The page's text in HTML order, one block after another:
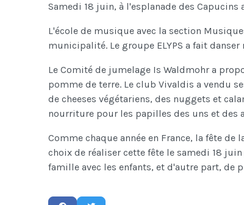
Samedi 18 juin, à l'esplanade des
L'école de musique avec la section
municipalité. Le groupe ELYPS a fait
Le Comité de jumelage Is Waldmohr a
pomme de terre. Le club Vivaldis a vendu
de cheeses végétariens, des nuggets et
nourriture pour les papilles des uns et des
Comme chaque année en France, la fête
choix de réaliser cette fête le samedi 18
famille avec les enfants, et d'autre part, de